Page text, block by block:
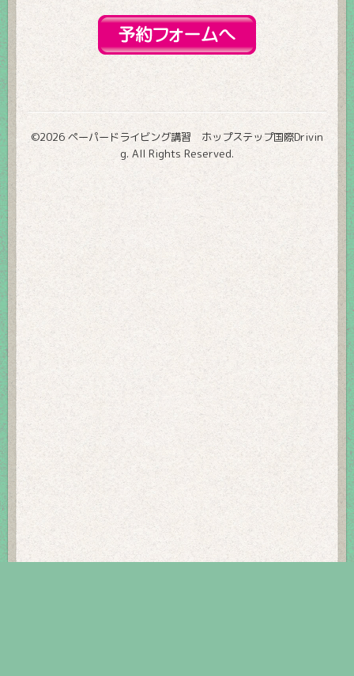
©2026 ペーパードライビング講習 ホップステップ国際Drivin
g. All Rights Reserved.